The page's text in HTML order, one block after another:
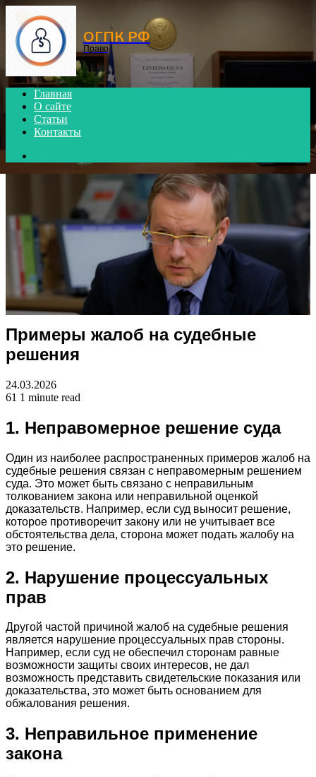
ОГПК РФ
Право
Главная
О сайте
Статьи
Контакты
Примеры жалоб на судебные
решения
24.03.2026
61 1 minute read
1. Неправомерное решение суда
Один из наиболее распространенных примеров жалоб на
судебные решения связан с неправомерным решением
суда. Это может быть связано с неправильным
толкованием закона или неправильной оценкой
доказательств. Например, если суд выносит решение,
которое противоречит закону или не учитывает все
обстоятельства дела, сторона может подать жалобу на
это решение.
2. Нарушение процессуальных
прав
Другой частой причиной жалоб на судебные решения
является нарушение процессуальных прав стороны.
Например, если суд не обеспечил сторонам равные
возможности защиты своих интересов, не дал
возможность представить свидетельские показания или
доказательства, это может быть основанием для
обжалования решения.
3. Неправильное применение
закона